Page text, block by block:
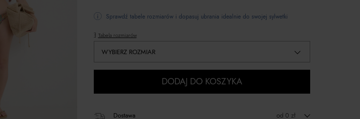
Sprawdź tabele rozmiarów i dopasuj ubrania idealnie do swojej sylwetki
Tabela rozmiarów
WYBIERZ ROZMIAR
DODAJ DO KOSZYKA
Dostawa od 0 zł